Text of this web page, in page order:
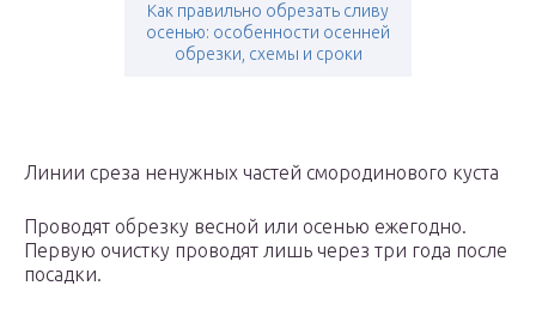
Как правильно обрезать сливу
осенью: особенности осенней
обрезки, схемы и сроки
Линии среза ненужных частей смородинового куста
Проводят обрезку весной или осенью ежегодно.
Первую очистку проводят лишь через три года после
посадки.